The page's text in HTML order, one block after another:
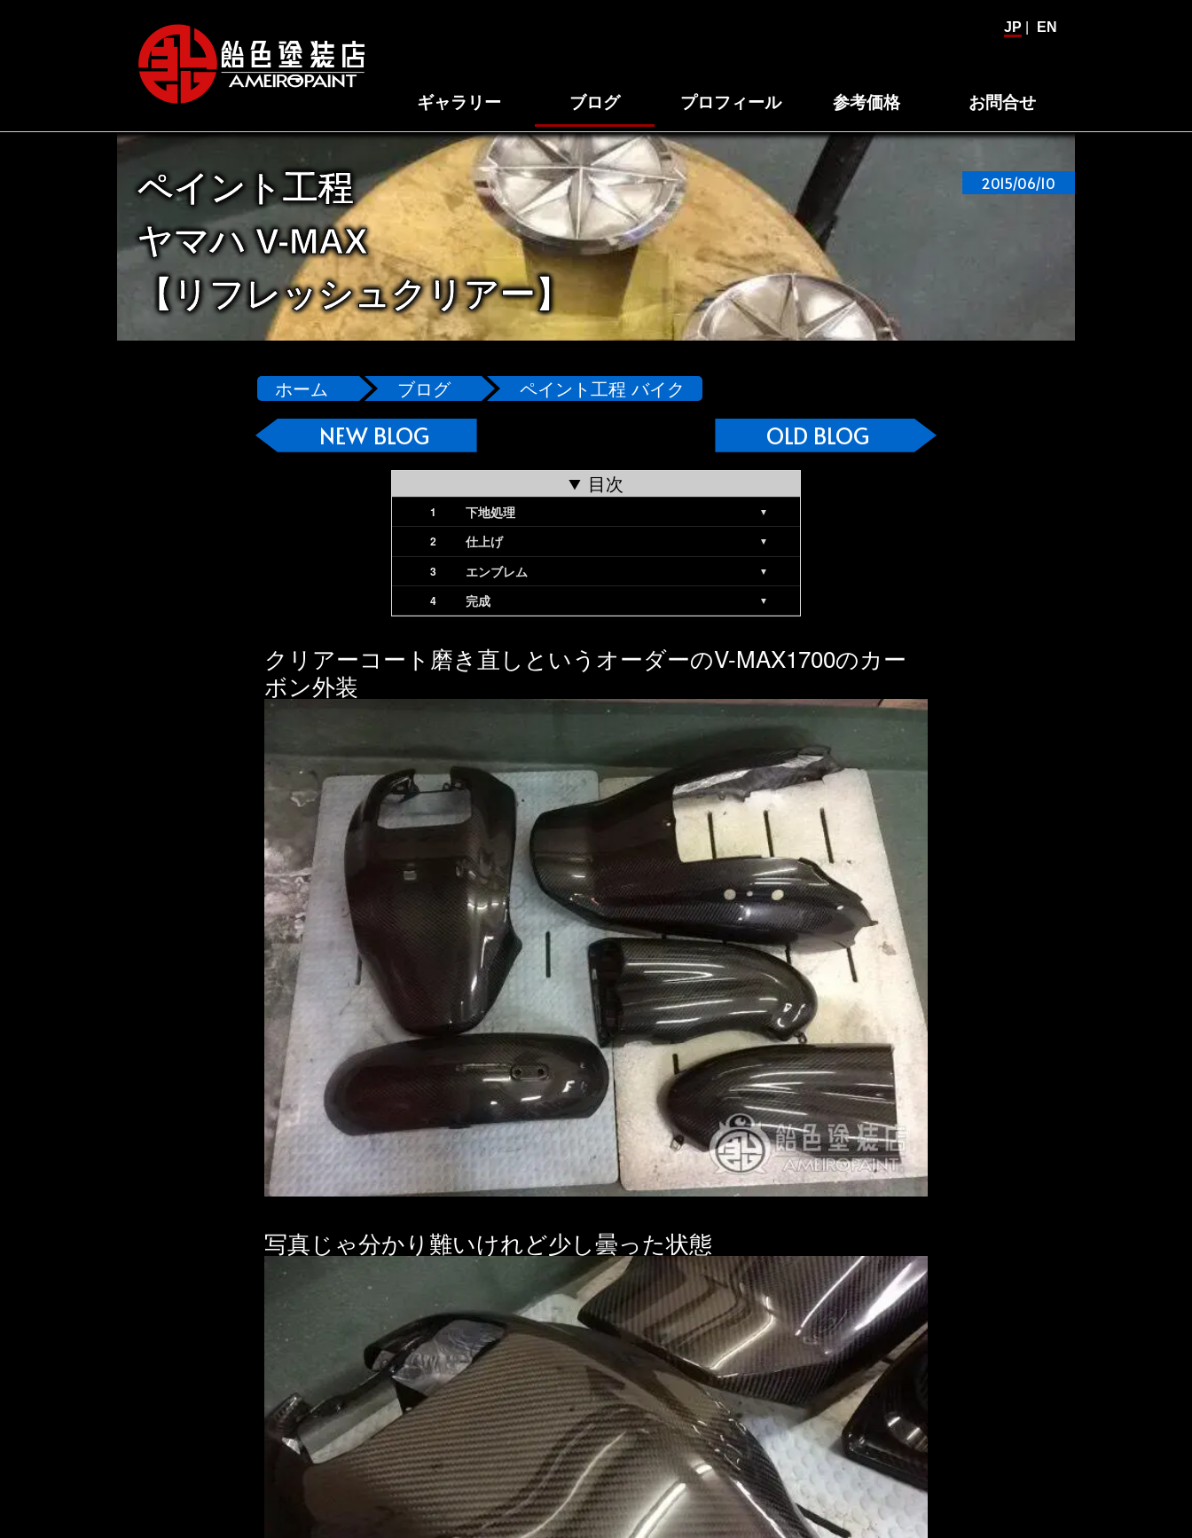
JP EN
ギャラリー ブログ プロフィール 参考価格 お問合せ
ペイント工程
ヤマハ V-MAX
【リフレッシュクリアー】
2015/06/10
ホーム ブログ ペイント工程 バイク
NEW BLOG OLD BLOG
目次
下地処理
仕上げ
エンブレム
完成
クリアーコート磨き直しというオーダーのV-MAX1700のカー
ボン外装
写真じゃ分かり難いけれど少し曇った状態